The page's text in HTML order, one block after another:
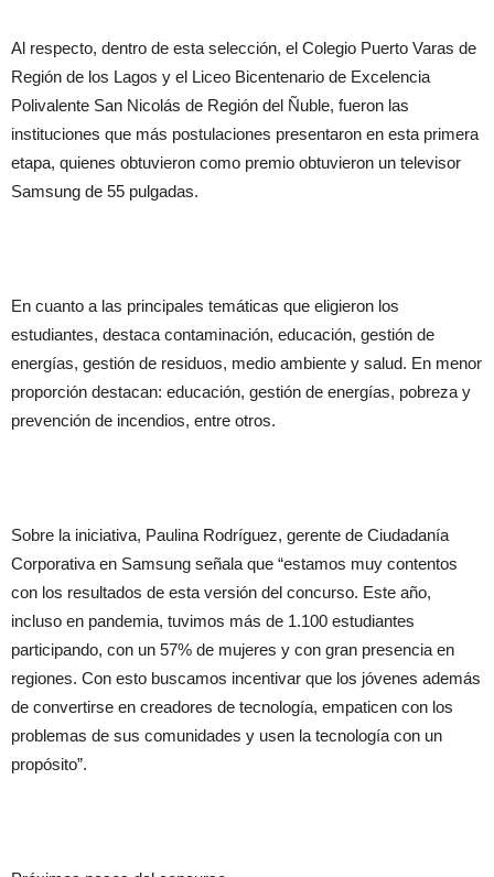
Al respecto, dentro de esta selección, el Colegio Puerto Varas de
Región de los Lagos y el Liceo Bicentenario de Excelencia
Polivalente San Nicolás de Región del Ñuble, fueron las
instituciones que más postulaciones presentaron en esta primera
etapa, quienes obtuvieron como premio obtuvieron un televisor
Samsung de 55 pulgadas.
En cuanto a las principales temáticas que eligieron los
estudiantes, destaca contaminación, educación, gestión de
energías, gestión de residuos, medio ambiente y salud. En menor
proporción destacan: educación, gestión de energías, pobreza y
prevención de incendios, entre otros.
Sobre la iniciativa, Paulina Rodríguez, gerente de Ciudadanía
Corporativa en Samsung señala que “estamos muy contentos
con los resultados de esta versión del concurso. Este año,
incluso en pandemia, tuvimos más de 1.100 estudiantes
participando, con un 57% de mujeres y con gran presencia en
regiones. Con esto buscamos incentivar que los jóvenes además
de convertirse en creadores de tecnología, empaticen con los
problemas de sus comunidades y usen la tecnología con un
propósito”.